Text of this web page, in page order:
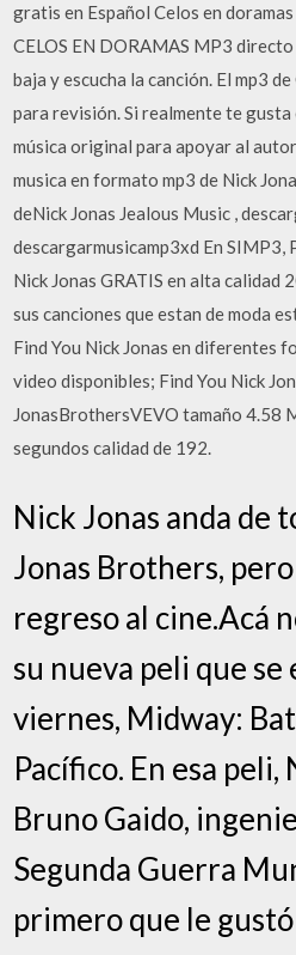
gratis en Español Celos en
CELOS EN DORAMAS MP3
baja y escucha la canción. El mp3
para revisión. Si realmente te gusta
música original para apoyar al
musica en formato mp3 de Nick
deNick Jonas Jealous Music ,
descargarmusicamp3xd En SIMP3,
Nick Jonas GRATIS en alta calidad
sus canciones que estan de moda
Find You Nick Jonas en diferentes
video disponibles; Find You Nick
JonasBrothersVEVO tamaño 4.58
segundos calidad de 192.
Nick Jonas anda de
Jonas Brothers,
regreso al cine.Acá
su nueva peli que
viernes, Midway:
Pacífico. En esa
Bruno Gaido,
Segunda Guerra
primero que le